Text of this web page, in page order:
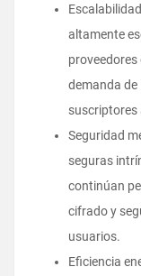
altamente
proveedores
demanda de
suscriptores
Seguridad
seguras
continúan
cifrado y
usuarios.
Eficiencia